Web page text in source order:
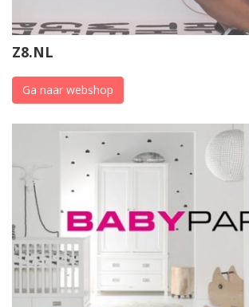
Z8.NL
Ga naar webshop